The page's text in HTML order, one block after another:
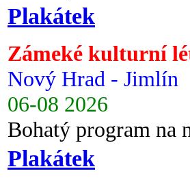
Plakátek
Zámeké kulturní
Nový Hrad - Jimlín
06-08 2026
Bohatý program na
Plakátek